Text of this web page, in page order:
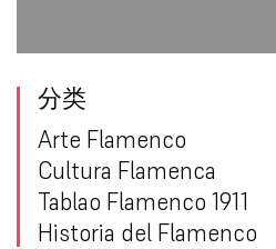
分类
Arte Flamenco
Cultura Flamenca
Tablao Flamenco 1911
Historia del Flamenco